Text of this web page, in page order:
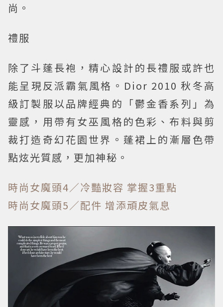
尚。
禮服
除了斗蓬長袍，精心設計的長禮服或許也
能呈現反派霸氣風格。Dior 2010 秋冬高
級訂製服以品牌經典的「鬱金香系列」為
靈感，用帶有女巫風格的色彩、布料與剪
裁打造奇幻花園世界。蓬裙上的漸層色帶
點炫光質感，更加神秘。
時尚女魔頭4／冷豔妝容 掌握3重點
時尚女魔頭5／配件 增添頑皮氣息